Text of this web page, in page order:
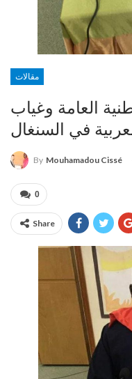
مقالات
العامة وغياب
By Mouhamadou Cissé
0
Share